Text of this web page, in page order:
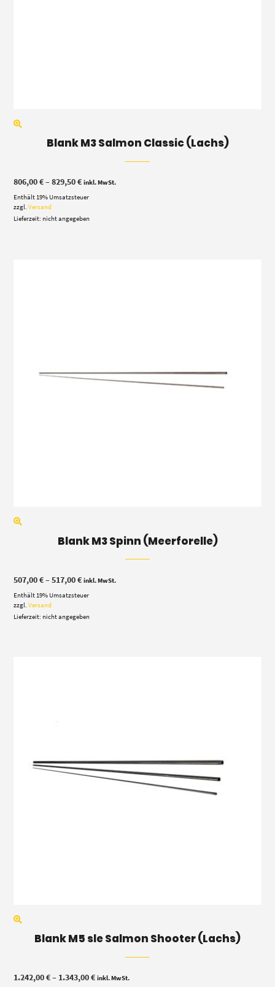
Blank M3 Salmon Classic (Lachs)
806,00€–829,50€Preisspanne:
bis
inkl. MwSt.
Enthält 19% Umsatzsteuer
zzgl.Versand
Lieferzeit: nicht angegeben
Blank M3 Spinn (Meerforelle)
507,00€–517,00€Preisspanne:
bis
inkl. MwSt.
Enthält 19% Umsatzsteuer
zzgl.Versand
Lieferzeit: nicht angegeben
Blank M5 sle Salmon Shooter (Lachs)
1.242,00€– 1.343,00€Preisspanne:
inkl. MwSt.